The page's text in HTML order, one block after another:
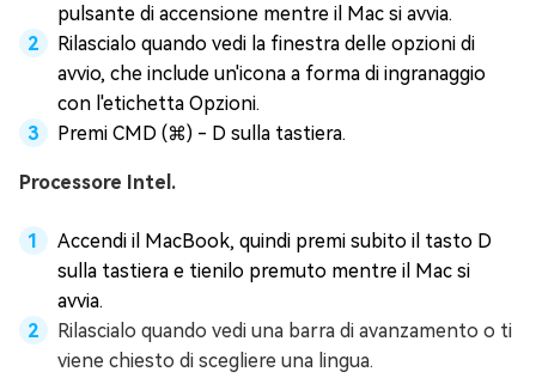
pulsante di accensione mentre il Mac si avvia.
Rilascialo quando vedi la finestra delle opzioni di
avvio, che include un'icona a forma di ingranaggio
con l'etichetta Opzioni.
Premi CMD (⌘) - D sulla tastiera.
Processore Intel.
Accendi il MacBook, quindi premi subito il tasto D
sulla tastiera e tienilo premuto mentre il Mac si
avvia.
Rilascialo quando vedi una barra di avanzamento o ti
viene chiesto di scegliere una lingua.